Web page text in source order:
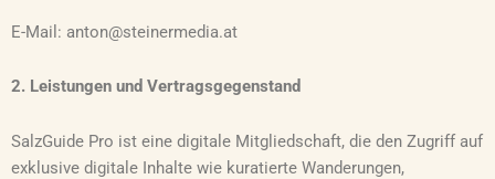
E-Mail: anton@steinermedia.at
2. Leistungen und Vertragsgegenstand
SalzGuide Pro ist eine digitale Mitgliedschaft, die den Zugriff auf
exklusive digitale Inhalte wie kuratierte Wanderungen,